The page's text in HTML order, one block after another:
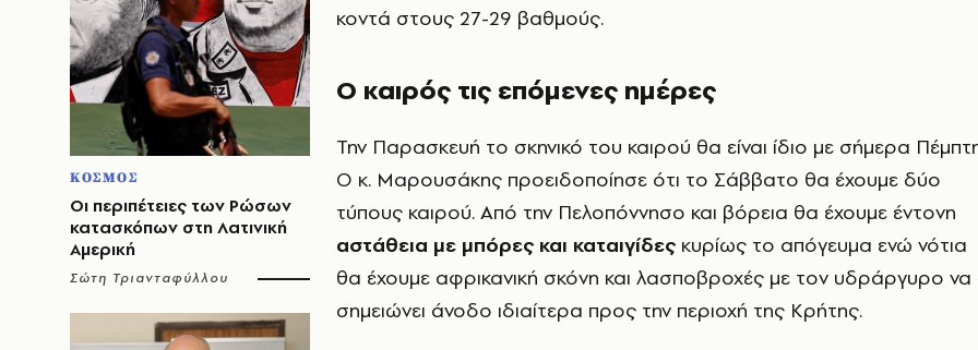
ΚΟΣΜΟΣ
Οι περιπέτειες των Ρώσων
κατασκόπων στη Λατινική
Αμερική
Σώτη Τριανταφύλλου
κοντά στους 27-29 βαθμούς.
Ο καιρός τις επόμενες ημέρες
Την Παρασκευή το σκηνικό του καιρού θα είναι ίδιο με σήμερα
Ο κ. Μαρουσάκης προειδοποίησε ότι το Σάββατο θα έχουμε δύο
τύπους καιρού. Από την Πελοπόννησο και βόρεια θα έχουμε έντονη
αστάθεια με μπόρες και καταιγίδες κυρίως το απόγευμα ενώ νότια
θα έχουμε αφρικανική σκόνη και λασποβροχές με τον υδράργυρο να
σημειώνει άνοδο ιδιαίτερα προς την περιοχή της Κρήτης.